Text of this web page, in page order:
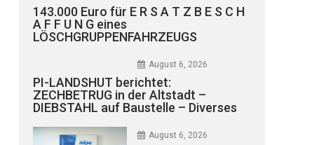
143.000 Euro für E R S A T Z B E S C H
A F F U N G eines
LÖSCHGRUPPENFAHRZEUGS
August 6, 2026
PI-LANDSHUT berichtet:
ZECHBETRUG in der Altstadt –
DIEBSTAHL auf Baustelle – Diverses
August 6, 2026